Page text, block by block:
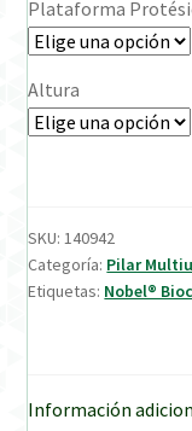
Verification Required
Welcome to
Plataforma
Altura
SKU:140942
Categoría: Pilar
Etiquetas: Nobel®
Información